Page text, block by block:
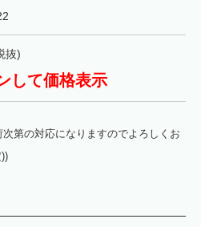
抜)
して価格表示
第の対応になりますのでよろしくお